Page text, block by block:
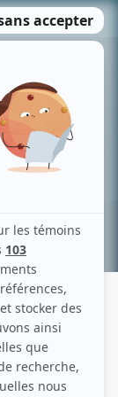
MENU
Recherche avancée »